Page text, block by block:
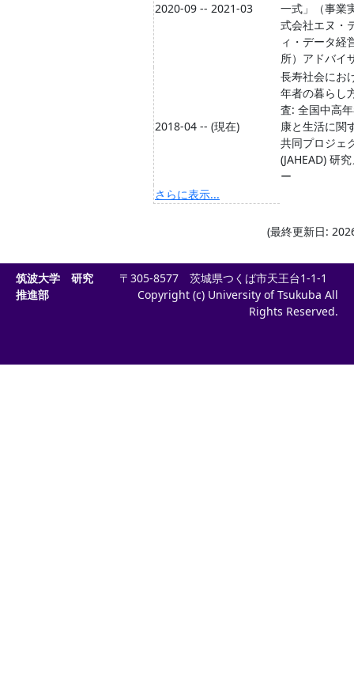
2020-09 -- 2021-03
一式」（事業
式会社エヌ・
ィ・データ経
所）アドバイ
2018-04 -- (現在)
長寿社会にお
年者の暮らし
査: 全国中高
康と生活に関
共同プロジェ
(JAHEAD) 研
ー
さらに表示...
(最終更新日:
筑波大学 研究
推進部
〒305-8577 茨城県つくば市天王台1-1-1
Copyright (c) University of Tsukuba All
Rights Reserved.